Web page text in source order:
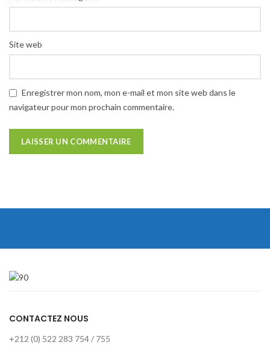
Site web
Enregistrer mon nom, mon e-mail et mon site web dans le
navigateur pour mon prochain commentaire.
CONTACTEZ NOUS
+212 (0) 522 283 754 / 755